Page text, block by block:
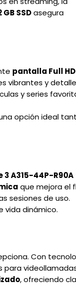
SSDasegura
pantalla Full
vibrantes y
y series
opción ideal
3 A315-44P-R90A
que mejora el
sesiones de uso.
vida dinámico.
Con
para
, ofreciendo